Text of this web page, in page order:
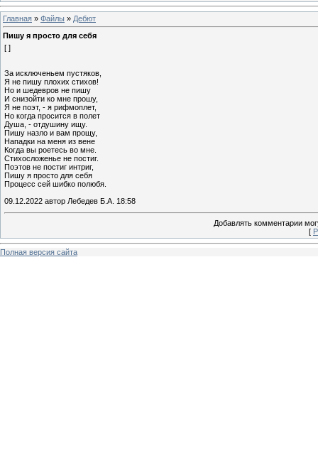
Главная » Файлы » Дебют
Пишу я просто для себя
[ ]
За исключеньем пустяков,
Я не пишу плохих стихов!
Но и шедевров не пишу
И снизойти ко мне прошу,
Я не поэт, - я рифмоплет,
Но когда просится в полет
Душа, - отдушину ищу.
Пишу назло и вам прощу,
Нападки на меня из вене
Когда вы роетесь во мне.
Стихосложенье не постиг.
Поэтов не постиг интриг,
Пишу я просто для себя
Процесс сей шибко полюбя.
09.12.2022 автор Лебедев Б.А. 18:58
Добавлять комментарии
[
Полная версия сайта